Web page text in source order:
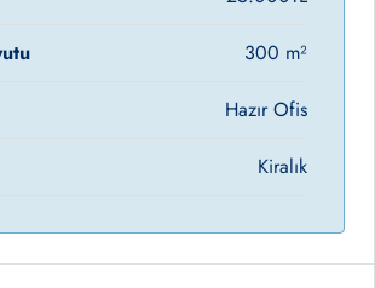
300 m²
Hazır Ofis
Kiralık